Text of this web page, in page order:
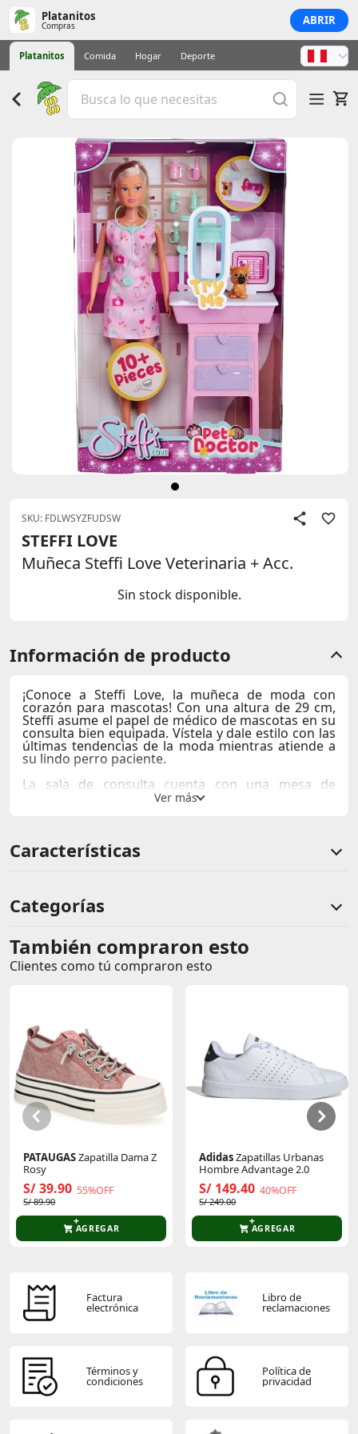
Platanitos
Compras ABRIR
Platanitos Comida Hogar Deporte
SKU: FDLWSYZFUDSW
STEFFI LOVE
Muñeca Steffi Love Veterinaria + Acc.
Sin stock disponible.
Información de producto
¡Conoce a Steffi Love, la muñeca de moda con
corazón para mascotas! Con una altura de 29 cm,
Steffi asume el papel de médico de mascotas en su
consulta bien equipada. Vístela y dale estilo con las
últimas tendencias de la moda mientras atiende a
su lindo perro paciente.
La sala de consulta cuenta con una mesa de
tratamiento, accesorios médicos y oportunidades
interminables horas de diversión y creatividad.
Características
Categorías
Comentarios de clientes
Comentarios de clientes que compraron este producto
Sin calificaciones
Este producto aún no tiene calificaciones.
Sé el primero en comentar y acumula Puntos.
También compraron esto
Clientes como tú compraron esto
PATAUGASZapatilla Dama Z
Rosy
S/ 39.90 55%OFF
S/ 89.90
AGREGAR
AdidasZapatillas Urbanas
Hombre Advantage 2.0
S/ 149.40 40%OFF
S/ 249.00
AGREGAR
Factura
electrónica
Libro de
reclamaciones
Términos y
condiciones
Política de
privacidad